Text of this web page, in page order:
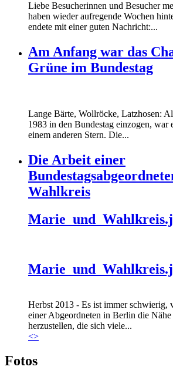
Liebe Besucherinnen und Besucher
haben wieder aufregende Wochen
endete mit einer guten Nachricht:...
Am Anfang war das
Grüne im Bundestag
Lange Bärte, Wollröcke, Latzhosen:
1983 in den Bundestag einzogen, war
einem anderen Stern. Die...
Die Arbeit einer
Wahlkreis
Herbst 2013 - Es ist immer schwierig,
einer Abgeordneten in Berlin die
herzustellen, die sich viele...
<>
Fotos